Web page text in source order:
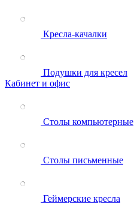
Кресла-качалки
Подушки для кресел
Кабинет и офис
Столы компьютерные
Столы письменные
Геймерские кресла